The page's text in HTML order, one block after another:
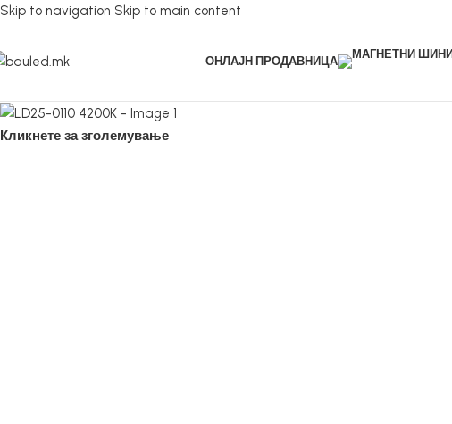
Skip to navigation Skip to main content
ОНЛАЈН ПРОДАВНИЦА
Кликнете за зголемување